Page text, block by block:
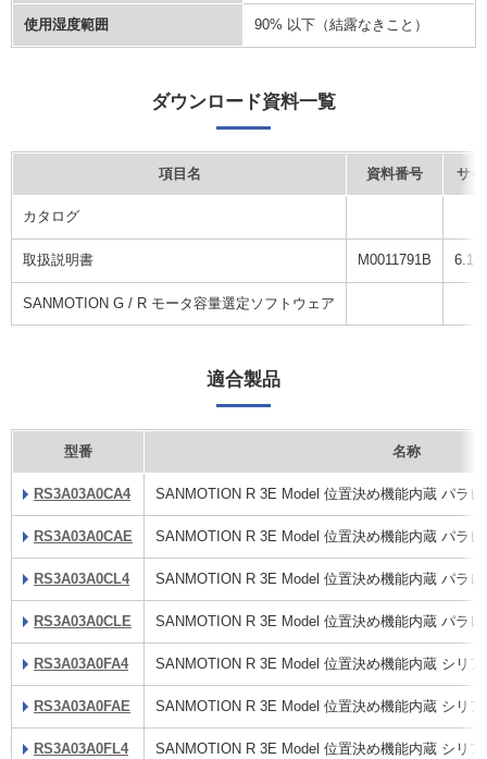
使用湿度範囲 90% 以下（結露なきこと）
ダウンロード資料一覧
項目名 資料番号 サイ
カタログ
取扱説明書 M0011791B 6.1
SANMOTION G / R モータ容量選定ソフトウェア
適合製品
型番 名称
RS3A03A0CA4 SANMOTION R 3E Model 位置決め機能内蔵 パラ
RS3A03A0CAE SANMOTION R 3E Model 位置決め機能内蔵 パラ
RS3A03A0CL4 SANMOTION R 3E Model 位置決め機能内蔵 パラ
RS3A03A0CLE SANMOTION R 3E Model 位置決め機能内蔵 パラ
RS3A03A0FA4 SANMOTION R 3E Model 位置決め機能内蔵 シリ
RS3A03A0FAE SANMOTION R 3E Model 位置決め機能内蔵 シリ
RS3A03A0FL4 SANMOTION R 3E Model 位置決め機能内蔵 シリ